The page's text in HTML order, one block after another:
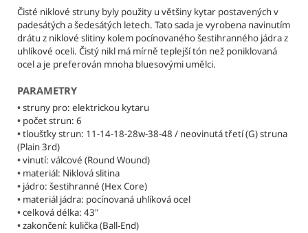
Čisté niklové struny byly použity u většiny kytar postavených v
padesátých a šedesátých letech. Tato sada je vyrobena navinutím
drátu z niklové slitiny kolem pocínovaného šestihranného jádra z
uhlíkové oceli. Čistý nikl má mírně teplejší tón než poniklovaná
ocel a je preferován mnoha bluesovými umělci.
PARAMETRY
•struny pro: elektrickou kytaru
• počet strun: 6
•tloušťky strun: 11-14-18-28w-38-48 / neovinutá třetí (G) struna
(Plain 3rd)
•vinutí: válcové (Round Wound)
• materiál: Niklová slitina
• jádro: šestihranné (Hex Core)
• materiál jádra: pocínovaná uhlíková ocel
•celková délka: 43"
•zakončení: kulička (Ball-End)
CURT
MANGAN
STRINGS
46
WOUND
STRUNY
PRO
ELEKTRICKOU
KYTARU
295
Kč
Původně:
300
Kč